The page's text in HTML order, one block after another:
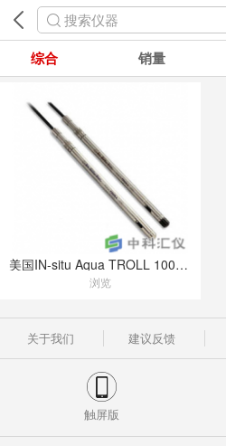
搜索仪器
综合 销量
美国IN-situ Aqua TROLL 100、200温盐深仪
浏览
关于我们 建议反馈
触屏版